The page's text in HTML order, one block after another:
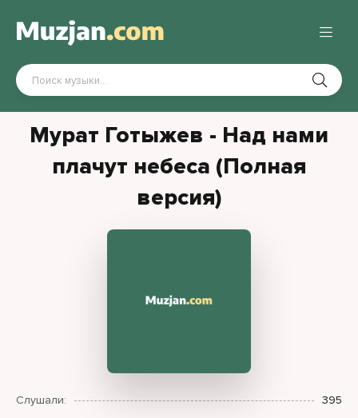
Мурат Готыжев - Над нами
плачут небеса (Полная
версия)
Слушали:
395